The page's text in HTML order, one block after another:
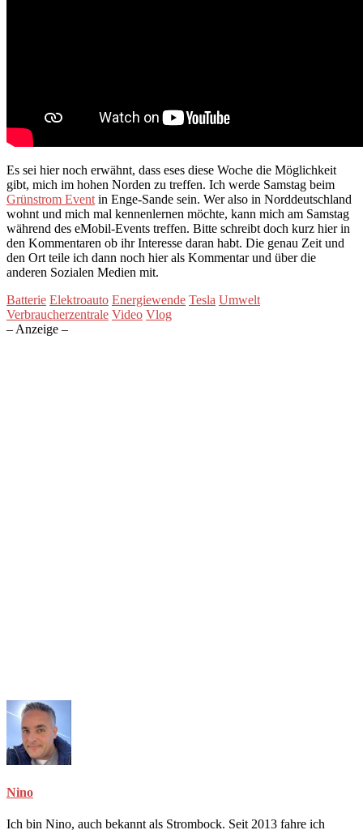
Es sei hier noch erwähnt, dass eses diese Woche die Möglichkeit
gibt, mich im hohen Norden zu treffen. Ich werde Samstag beim
Grünstrom Event in Enge-Sande sein. Wer also in Norddeutschland
wohnt und mich mal kennenlernen möchte, kann mich am Samstag
während des eMobil-Events treffen. Bitte schreibt doch kurz hier in
den Kommentaren ob ihr Interesse daran habt. Die genau Zeit und
den Ort teile ich dann noch hier als Kommentar und über die
anderen Sozialen Medien mit.
Batterie Elektroauto Energiewende Tesla Umwelt
Verbraucherzentrale Video Vlog
– Anzeige –
Nino
Ich bin Nino, auch bekannt als Strombock. Seit 2013 fahre ich